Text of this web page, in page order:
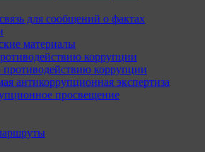
для сообщений о фактах
материалы
коррупции
противодействию коррупции
антикоррупционная экспертиза
просвещение